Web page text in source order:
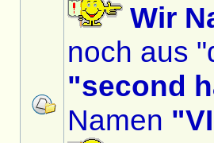
Wir
noch aus
"second
Namen